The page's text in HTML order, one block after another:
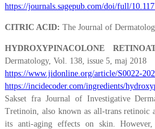
https://journals.sagepub.com/doi/full/
CITRIC ACID: The Journal of
HYDROXYPINACOLONE
Dermatology, Vol. 138, issue 5, maj 2018
https://www.jidonline.org/article/S0022-
https://incidecoder.com/ingredients/
Sakset fra Journal of Investigative
Tretinoin, also known as all-trans
its anti-aging effects on skin.